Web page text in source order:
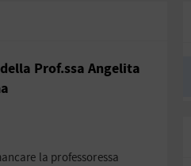
Prof.ssa Angelita
la professoressa